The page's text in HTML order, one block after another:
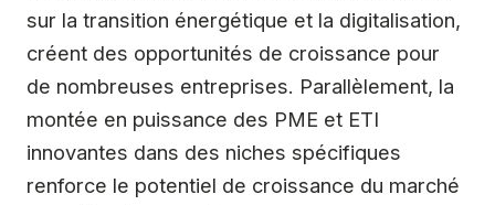
sur la transition énergétique et la digitalisation,
créent des opportunités de croissance pour
de nombreuses entreprises. Parallèlement, la
montée en puissance des PME et ETI
innovantes dans des niches spécifiques
renforce le potentiel de croissance du marché